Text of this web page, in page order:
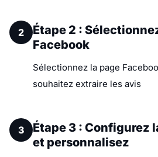
2
Étape 2 :
Facebook
Sélectionnez la page
souhaitez extraire les avis
3
Étape 3 : Configurez
et personnalisez